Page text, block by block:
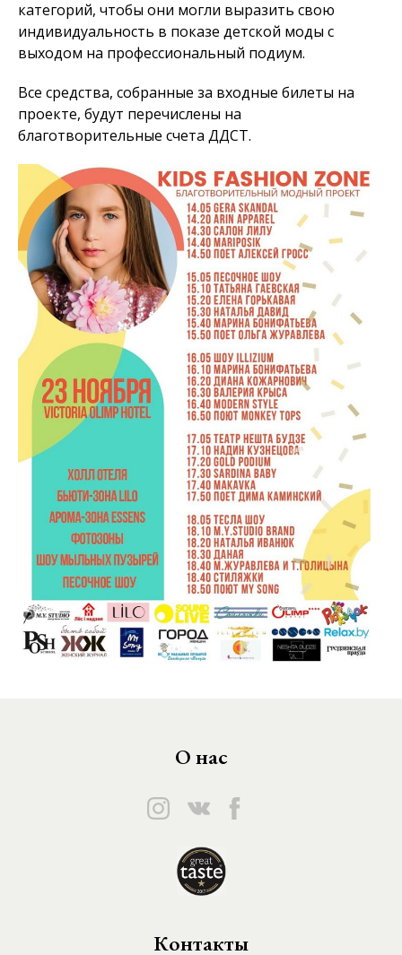
категорий, чтобы они могли выразить свою
индивидуальность в показе детской моды с
выходом на профессиональный подиум.
Все средства, собранные за входные билеты на
проекте, будут перечислены на
благотворительные счета ДДСТ.
О нас
Контакты